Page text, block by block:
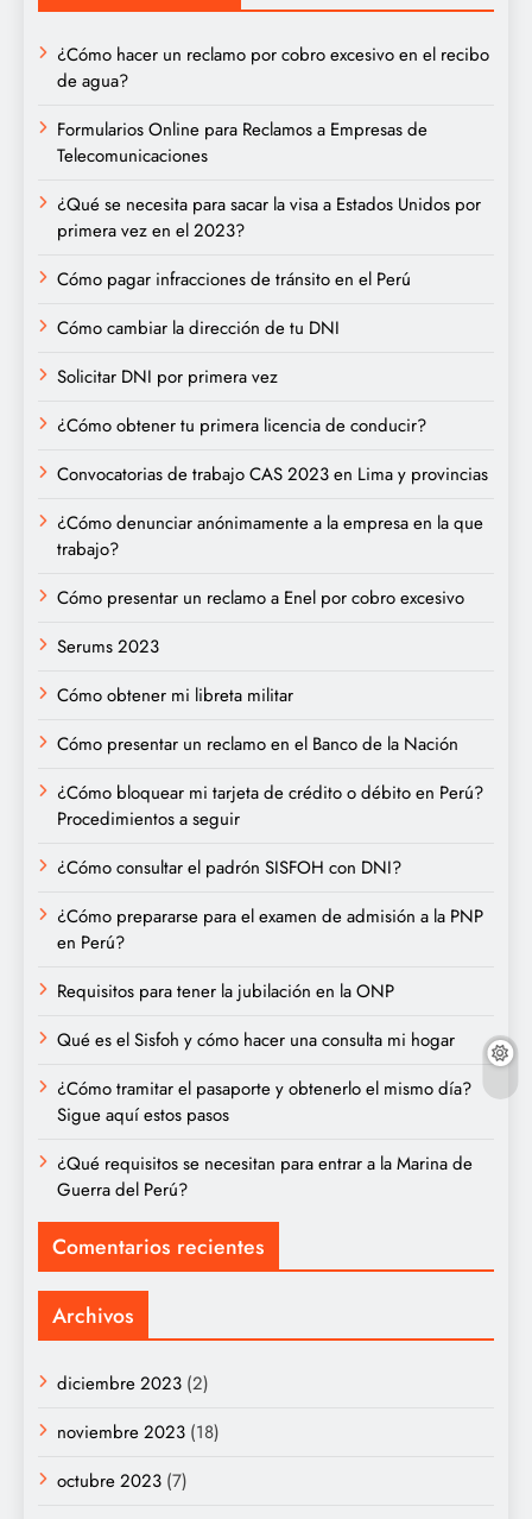
¿Cómo hacer un reclamo por cobro excesivo en el recibo
de agua?
Formularios Online para Reclamos a Empresas de
Telecomunicaciones
¿Qué se necesita para sacar la visa a Estados Unidos por
primera vez en el 2023?
Cómo pagar infracciones de tránsito en el Perú
Cómo cambiar la dirección de tu DNI
Solicitar DNI por primera vez
¿Cómo obtener tu primera licencia de conducir?
Convocatorias de trabajo CAS 2023 en Lima y provincias
¿Cómo denunciar anónimamente a la empresa en la que
trabajo?
Cómo presentar un reclamo a Enel por cobro excesivo
Serums 2023
Cómo obtener mi libreta militar
Cómo presentar un reclamo en el Banco de la Nación
¿Cómo bloquear mi tarjeta de crédito o débito en Perú?
Procedimientos a seguir
¿Cómo consultar el padrón SISFOH con DNI?
¿Cómo prepararse para el examen de admisión a la PNP
en Perú?
Requisitos para tener la jubilación en la ONP
Qué es el Sisfoh y cómo hacer una consulta mi hogar
¿Cómo tramitar el pasaporte y obtenerlo el mismo día?
Sigue aquí estos pasos
¿Qué requisitos se necesitan para entrar a la Marina de
Guerra del Perú?
Comentarios recientes
Archivos
diciembre 2023 (2)
noviembre 2023 (18)
octubre 2023 (7)